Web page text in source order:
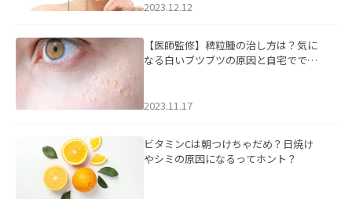
2023.12.12
【医師監修】稗粒腫の治し方は？気に
なる白いブツブツの原因と自宅ででき
2023.11.17
ビタミンCは朝つけちゃだめ？日焼け
やシミの原因になるってホント？